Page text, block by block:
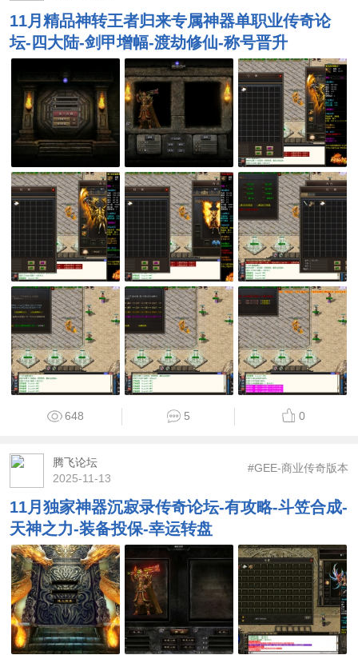
11月精品神转王者归来专属神器单职业传奇论
坛-四大陆-剑甲增幅-渡劫修仙-称号晋升
648 5 0
腾飞论坛
2025-11-13
#GEE-商业传奇版本
11月独家神器沉寂录传奇论坛-有攻略-斗笠合成-
天神之力-装备投保-幸运转盘